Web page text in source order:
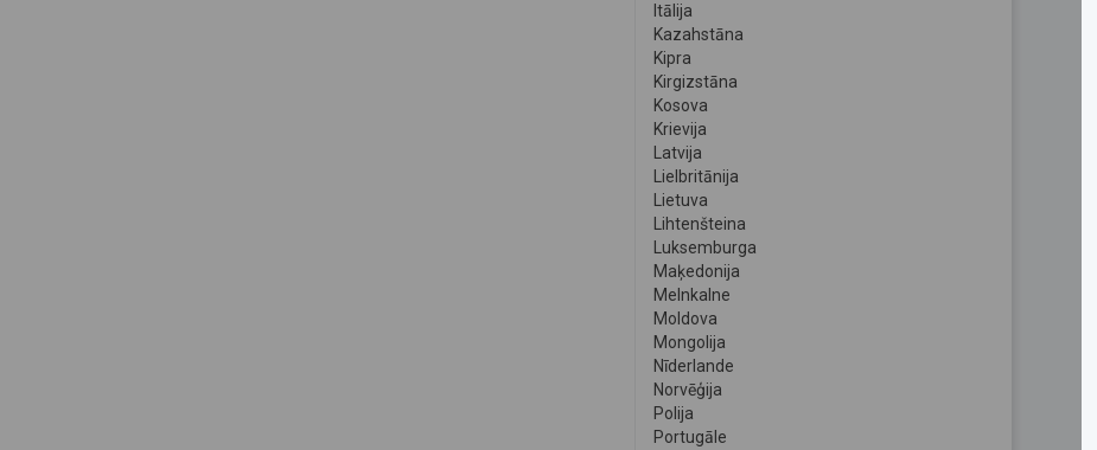
Itālija
Kazahstāna
Kipra
Kirgizstāna
Kosova
Krievija
Latvija
Lielbritānija
Lietuva
Lihtenšteina
Luksemburga
Maķedonija
Melnkalne
Moldova
Mongolija
Nīderlande
Norvēģija
Polija
Portugāle